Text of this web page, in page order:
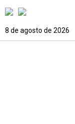
8 de agosto de 2026